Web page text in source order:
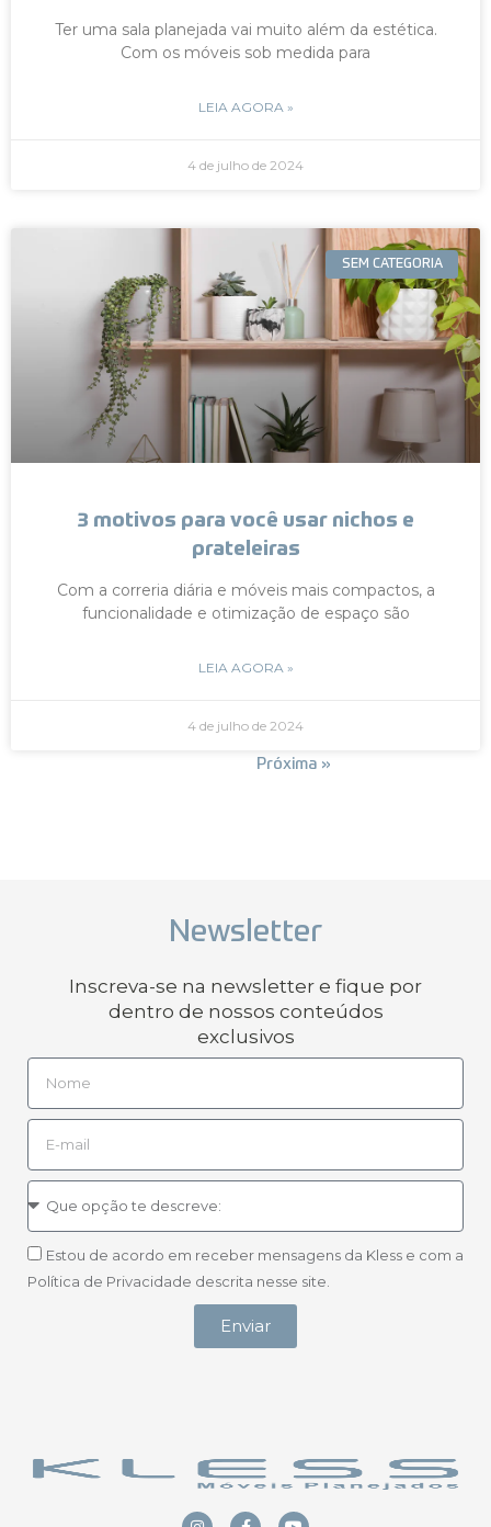
Ter uma sala planejada vai muito além da estética.
Com os móveis sob medida para
LEIA AGORA »
4 de julho de 2024
SEM CATEGORIA
3 motivos para você usar nichos e
prateleiras
Com a correria diária e móveis mais compactos, a
funcionalidade e otimização de espaço são
LEIA AGORA »
4 de julho de 2024
Próxima »
Newsletter
Inscreva-se na newsletter e fique por
dentro de nossos conteúdos
exclusivos
Estou de acordo em receber mensagens da Kless e com a
Política de Privacidade descrita nesse site.
Enviar